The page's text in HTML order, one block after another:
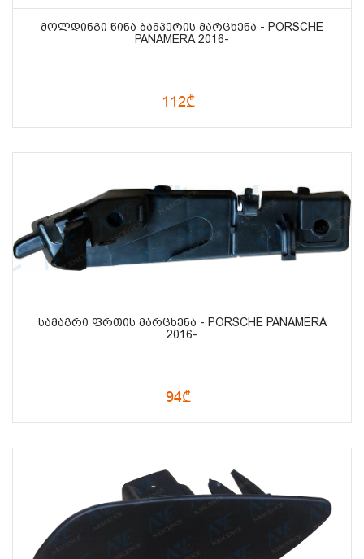
ᲛᲝᲚᲓᲘᲜᲒᲘ ᲬᲘᲜᲐ ᲑᲐᲛᲞᲔᲠᲘᲡ ᲛᲐᲠᲪᲮᲔᲜᲐ - PORSCHE
PANAMERA 2016-
112₾
ᲡᲐᲛᲐᲒᲠᲘ ᲤᲠᲗᲘᲡ ᲛᲐᲠᲪᲮᲔᲜᲐ - PORSCHE PANAMERA
2016-
94₾